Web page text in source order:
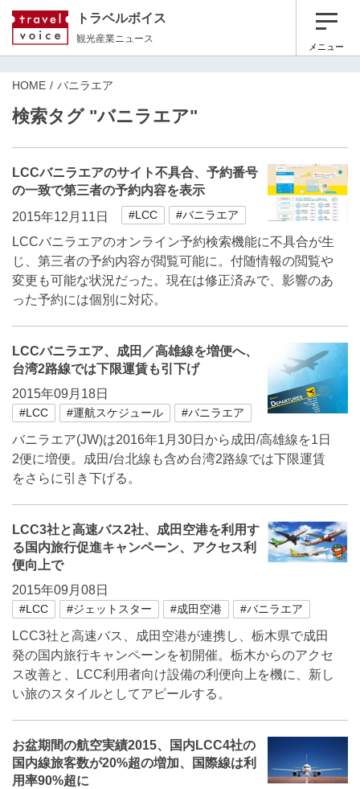
トラベルボイス
観光産業ニュース
メニュー
HOME バニラエア
検索タグ "バニラエア"
LCCバニラエアのサイト不具合、予約番号
の一致で第三者の予約内容を表示
2015年12月11日
#LCC #バニラエア
LCCバニラエアのオンライン予約検索機能に不具合が生
じ、第三者の予約内容が閲覧可能に。付随情報の閲覧や
変更も可能な状況だった。現在は修正済みで、影響のあ
った予約には個別に対応。
LCCバニラエア、成田／高雄線を増便へ、
台湾2路線では下限運賃も引下げ
2015年09月18日
#LCC #運航スケジュール #バニラエア
バニラエア(JW)は2016年1月30日から成田/高雄線を1日
2便に増便。成田/台北線も含め台湾2路線では下限運賃
をさらに引き下げる。
LCC3社と高速バス2社、成田空港を利用す
る国内旅行促進キャンペーン、アクセス利
便向上で
2015年09月08日
#LCC #ジェットスター #成田空港 #バニラエア
LCC3社と高速バス、成田空港が連携し、栃木県で成田
発の国内旅行キャンペーンを初開催。栃木からのアクセ
ス改善と、LCC利用者向け設備の利便向上を機に、新し
い旅のスタイルとしてアピールする。
お盆期間の航空実績2015、国内LCC4社の
国内線旅客数が20%超の増加、国際線は利
用率90%超に